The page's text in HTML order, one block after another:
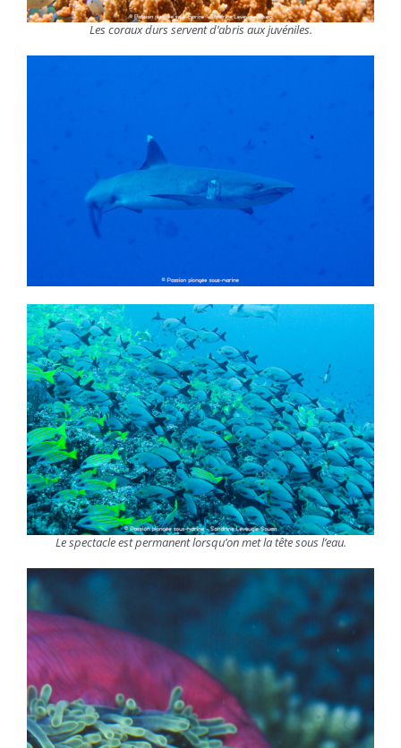
Les coraux durs servent d’abris aux juvéniles.
Le spectacle est permanent lorsqu’on met la tête sous l’eau.